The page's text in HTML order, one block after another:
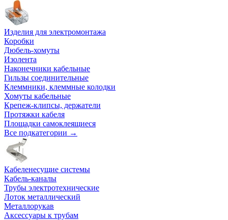
Изделия для электромонтажа
Коробки
Дюбель-хомуты
Изолента
Наконечники кабельные
Гильзы соединительные
Клеммники, клеммные колодки
Хомуты кабельные
Крепеж-клипсы, держатели
Протяжки кабеля
Площадки самоклеящиеся
Все подкатегории →
Кабеленесущие системы
Кабель-каналы
Трубы электротехнические
Лоток металлический
Металлорукав
Аксессуары к трубам